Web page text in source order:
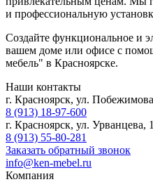
и профессиональную
Создайте функциональное и
вашем доме или офисе с
мебель" в Красноярске.
Наши контакты
г. Красноярск, ул.
8 (913) 18-97-600
г. Красноярск, ул. Урванцева,
8 (913) 55-80-281
Заказать обратный звонок
info@ken-mebel.ru
Компания